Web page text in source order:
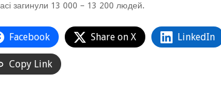
загинули 13 000 – 13 200 людей.
Facebook Share on X LinkedIn
Copy Link